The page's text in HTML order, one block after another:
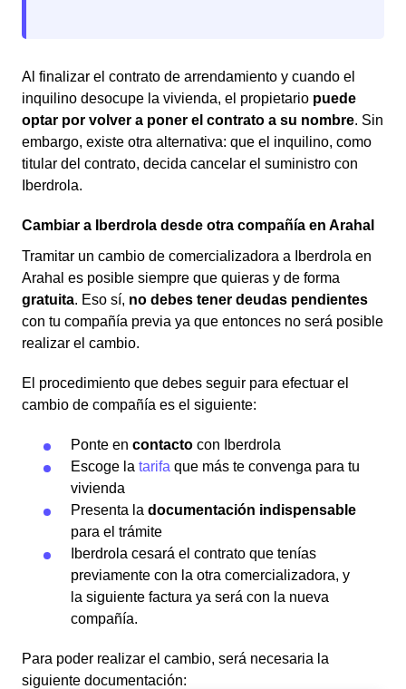
Al finalizar el contrato de arrendamiento y cuando el
inquilino desocupe la vivienda, el propietario puede
optar por volver a poner el contrato a su nombre. Sin
embargo, existe otra alternativa: que el inquilino, como
titular del contrato, decida cancelar el suministro con
Iberdrola.
Cambiar a Iberdrola desde otra compañía en Arahal
Tramitar un cambio de comercializadora a Iberdrola en
Arahal es posible siempre que quieras y de forma
gratuita. Eso sí, no debes tener deudas pendientes
con tu compañía previa ya que entonces no será posible
realizar el cambio.
El procedimiento que debes seguir para efectuar el
cambio de compañía es el siguiente:
Ponte en contacto con Iberdrola
Escoge la tarifa que más te convenga para tu
vivienda
Presenta la documentación indispensable
para el trámite
Iberdrola cesará el contrato que tenías
previamente con la otra comercializadora, y
la siguiente factura ya será con la nueva
compañía.
Para poder realizar el cambio, será necesaria la
siguiente documentación: